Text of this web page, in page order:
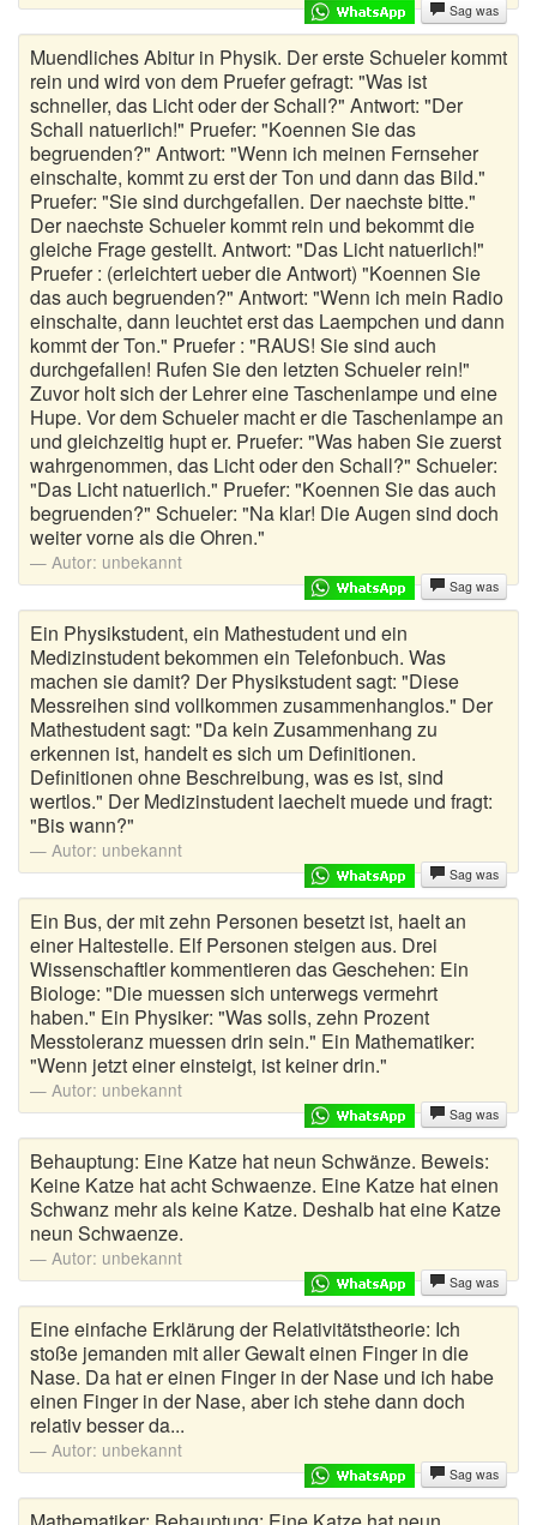
Sag was
Muendliches Abitur in Physik. Der erste Schueler kommt
rein und wird von dem Pruefer gefragt: "Was ist
schneller, das Licht oder der Schall?" Antwort: "Der
Schall natuerlich!" Pruefer: "Koennen Sie das
begruenden?" Antwort: "Wenn ich meinen Fernseher
einschalte, kommt zu erst der Ton und dann das Bild."
Pruefer: "Sie sind durchgefallen. Der naechste bitte."
Der naechste Schueler kommt rein und bekommt die
gleiche Frage gestellt. Antwort: "Das Licht natuerlich!"
Pruefer : (erleichtert ueber die Antwort) "Koennen Sie
das auch begruenden?" Antwort: "Wenn ich mein Radio
einschalte, dann leuchtet erst das Laempchen und dann
kommt der Ton." Pruefer : "RAUS! Sie sind auch
durchgefallen! Rufen Sie den letzten Schueler rein!"
Zuvor holt sich der Lehrer eine Taschenlampe und eine
Hupe. Vor dem Schueler macht er die Taschenlampe an
und gleichzeitig hupt er. Pruefer: "Was haben Sie zuerst
wahrgenommen, das Licht oder den Schall?" Schueler:
"Das Licht natuerlich." Pruefer: "Koennen Sie das auch
begruenden?" Schueler: "Na klar! Die Augen sind doch
weiter vorne als die Ohren."
Autor: unbekannt
Sag was
Ein Physikstudent, ein Mathestudent und ein
Medizinstudent bekommen ein Telefonbuch. Was
machen sie damit? Der Physikstudent sagt: "Diese
Messreihen sind vollkommen zusammenhanglos." Der
Mathestudent sagt: "Da kein Zusammenhang zu
erkennen ist, handelt es sich um Definitionen.
Definitionen ohne Beschreibung, was es ist, sind
wertlos." Der Medizinstudent laechelt muede und fragt:
"Bis wann?"
Autor: unbekannt
Sag was
Ein Bus, der mit zehn Personen besetzt ist, haelt an
einer Haltestelle. Elf Personen steigen aus. Drei
Wissenschaftler kommentieren das Geschehen: Ein
Biologe: "Die muessen sich unterwegs vermehrt
haben." Ein Physiker: "Was solls, zehn Prozent
Messtoleranz muessen drin sein." Ein Mathematiker:
"Wenn jetzt einer einsteigt, ist keiner drin."
Autor: unbekannt
Sag was
Behauptung: Eine Katze hat neun Schwänze. Beweis:
Keine Katze hat acht Schwaenze. Eine Katze hat einen
Schwanz mehr als keine Katze. Deshalb hat eine Katze
neun Schwaenze.
Autor: unbekannt
Sag was
Eine einfache Erklärung der Relativitätstheorie: Ich
stoße jemanden mit aller Gewalt einen Finger in die
Nase. Da hat er einen Finger in der Nase und ich habe
einen Finger in der Nase, aber ich stehe dann doch
relativ besser da...
Autor: unbekannt
Sag was